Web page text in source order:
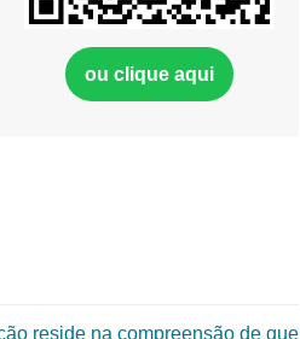
ou clique aqui
reside na compreensão de que